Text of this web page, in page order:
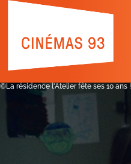
©La résidence l'Atelier fête ses 10 ans !